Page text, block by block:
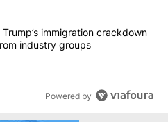
chaotic’: Trump’s
Trump’s immigration crackdown
industry groups
Powered by